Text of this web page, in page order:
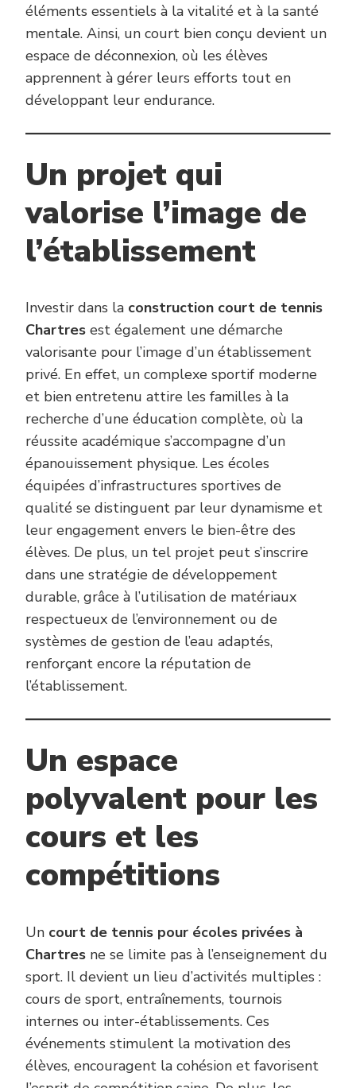
éléments essentiels à la vitalité et à la santé
mentale. Ainsi, un court bien conçu devient un
espace de déconnexion, où les élèves
apprennent à gérer leurs efforts tout en
développant leur endurance.
Un projet qui
valorise l’image de
l’établissement
Investir dans la construction court de tennis
Chartres est également une démarche
valorisante pour l’image d’un établissement
privé. En effet, un complexe sportif moderne
et bien entretenu attire les familles à la
recherche d’une éducation complète, où la
réussite académique s’accompagne d’un
épanouissement physique. Les écoles
équipées d’infrastructures sportives de
qualité se distinguent par leur dynamisme et
leur engagement envers le bien-être des
élèves. De plus, un tel projet peut s’inscrire
dans une stratégie de développement
durable, grâce à l’utilisation de matériaux
respectueux de l’environnement ou de
systèmes de gestion de l’eau adaptés,
renforçant encore la réputation de
l’établissement.
Un espace
polyvalent pour les
cours et les
compétitions
Un court de tennis pour écoles privées à
Chartres ne se limite pas à l’enseignement du
sport. Il devient un lieu d’activités multiples :
cours de sport, entraînements, tournois
internes ou inter-établissements. Ces
événements stimulent la motivation des
élèves, encouragent la cohésion et favorisent